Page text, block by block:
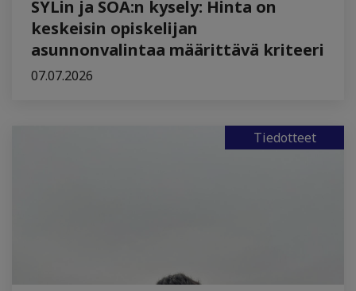
SYLin ja SOA:n kysely: Hinta on
keskeisin opiskelijan
asunnonvalintaa määrittävä kriteeri
07.07.2026
Tiedotteet